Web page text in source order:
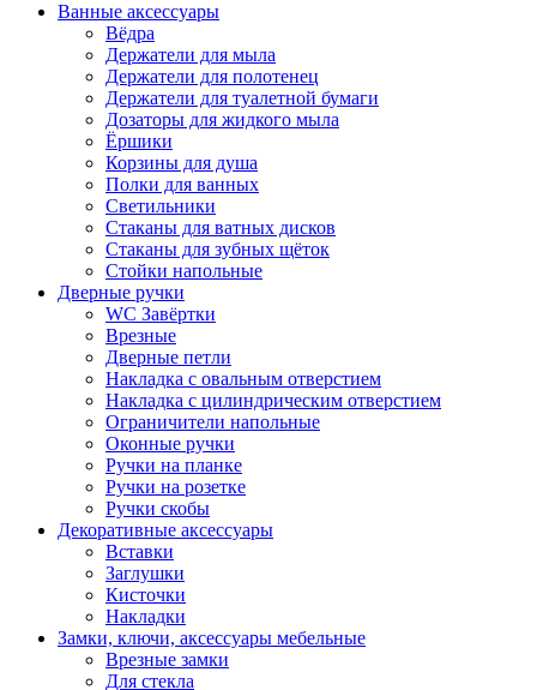
Ванные аксессуары
Вёдра
Держатели для мыла
Держатели для полотенец
Держатели для туалетной бумаги
Дозаторы для жидкого мыла
Ёршики
Корзины для душа
Полки для ванных
Светильники
Стаканы для ватных дисков
Стаканы для зубных щёток
Стойки напольные
Дверные ручки
WC Завёртки
Врезные
Дверные петли
Накладка с овальным отверстием
Накладка с цилиндрическим отверстием
Ограничители напольные
Оконные ручки
Ручки на планке
Ручки на розетке
Ручки скобы
Декоративные аксессуары
Вставки
Заглушки
Кисточки
Накладки
Замки, ключи, аксессуары мебельные
Врезные замки
Для стекла